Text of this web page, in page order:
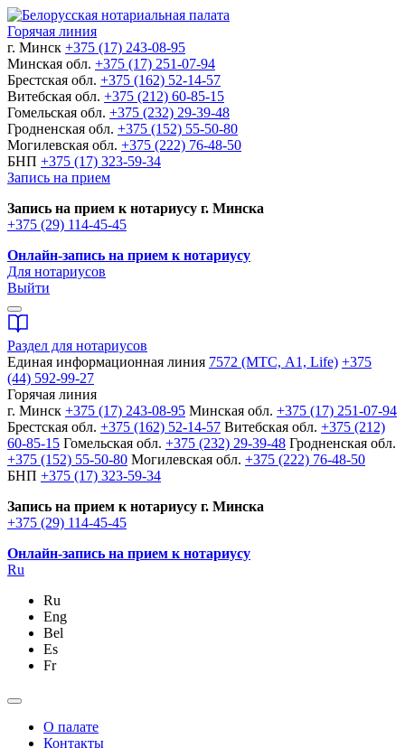
Горячая линия
г. Минск +375 (17) 243-08-95
Минская обл. +375 (17) 251-07-94
Брестская обл. +375 (162) 52-14-57
Витебская обл. +375 (212) 60-85-15
Гомельская обл. +375 (232) 29-39-48
Гродненская обл. +375 (152) 55-50-80
Могилевская обл. +375 (222) 76-48-50
БНП +375 (17) 323-59-34
Запись на прием
Запись на прием к нотариусу г. Минска
+375 (29) 114-45-45
Онлайн-запись на прием к нотариусу
Для нотариусов
Выйти
Раздел для нотариусов
Единая информационная линия 7572 (МТС, A1, Life) +375
(44) 592-99-27
Горячая линия
г. Минск +375 (17) 243-08-95 Минская обл. +375 (17) 251-07-94
Брестская обл. +375 (162) 52-14-57 Витебская обл. +375 (212)
60-85-15 Гомельская обл. +375 (232) 29-39-48 Гродненская обл.
+375 (152) 55-50-80 Могилевская обл. +375 (222) 76-48-50
БНП +375 (17) 323-59-34
Запись на прием к нотариусу г. Минска
+375 (29) 114-45-45
Онлайн-запись на прием к нотариусу
Ru
Ru
Eng
Bel
Es
Fr
О палате
Контакты